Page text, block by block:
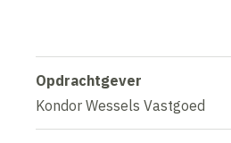
Opdrachtgever
Kondor Wessels Vastgoed